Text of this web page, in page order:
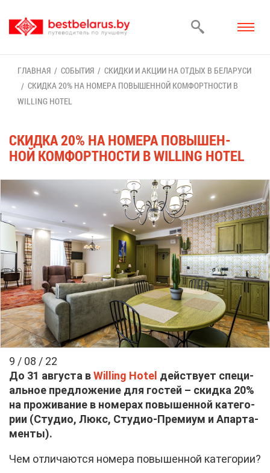
ГЛАВ­НАЯ СО­БЫ­ТИЯ
СКИД­КИ И АК­ЦИИ НА ОТ­ДЫХ В БЕ­ЛА­РУ­СИ
СКИД­КА 20% НА НО­МЕ­РА ПО­ВЫ­ШЕН­НОЙ КОМ­ФОРТ­НО­СТИ В
WILLING HOTEL
СКИД­КА 20% НА НО­МЕ­РА ПО­ВЫ­ШЕН­
НОЙ КОМ­ФОРТ­НО­СТИ В WILLING HOTEL
9 / 08 / 22
До 31 ав­гу­ста вWilling Hotel дей­ству­ет спе­ци­
аль­ное пред­ло­же­ние для го­стей – скид­ка 20%
на про­жи­ва­ние в но­ме­рах по­вы­шен­ной ка­те­го­
рии (Сту­дио, Люкс, Сту­дио-Пре­ми­ум и Апар­та­
мен­ты).
Чем от­ли­ча­ют­ся но­ме­ра по­вы­шен­ной ка­те­го­рии?